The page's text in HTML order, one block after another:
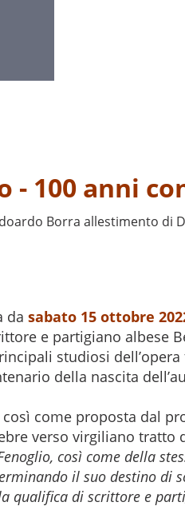
- 100 anni
Borra allestimento di
da sabato 15 ottobre
e partigiano albese
studiosi
della nascita
come proposta dal
verso virgiliano tratto
così come della
il suo destino
qualifica di scrittore e